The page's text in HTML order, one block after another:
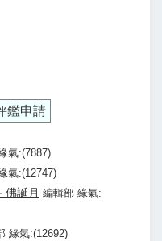
鑑申請
氣:(7887)
氣:(12747)
佛誕月 編輯部 緣氣:
緣氣:(12692)